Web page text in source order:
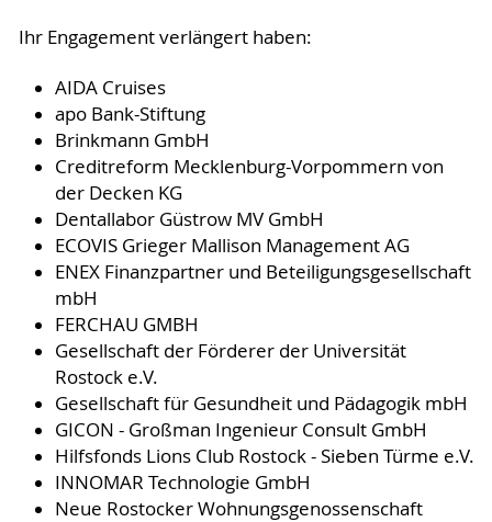
Ihr Engagement verlängert haben:
AIDA Cruises
apo Bank-Stiftung
Brinkmann GmbH
Creditreform Mecklenburg-Vorpommern von
der Decken KG
Dentallabor Güstrow MV GmbH
ECOVIS Grieger Mallison Management AG
ENEX Finanzpartner und Beteiligungsgesellschaft
mbH
FERCHAU GMBH
Gesellschaft der Förderer der Universität
Rostock e.V.
Gesellschaft für Gesundheit und Pädagogik mbH
GICON - Großman Ingenieur Consult GmbH
Hilfsfonds Lions Club Rostock - Sieben Türme e.V.
INNOMAR Technologie GmbH
Neue Rostocker Wohnungsgenossenschaft